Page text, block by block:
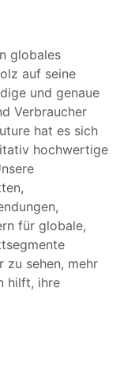
globales
auf seine
und genaue
Verbraucher
hat es sich
hochwertige
für globale,
zu sehen, mehr
hilft, ihre